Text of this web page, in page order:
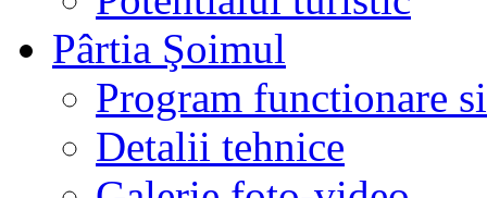
Pârtia Şoimul
Program functionare
Detalii tehnice